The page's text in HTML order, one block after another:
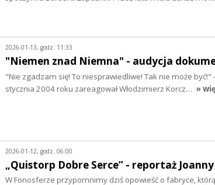
2026-01-13, godz. 11:33
"Niemen znad Niemna" - audycja
"Nie zgadzam się! To niesprawiedliwe! Tak nie może
stycznia 2004 roku zareagował Włodzimierz Korcz… »
2026-01-12, godz. 06:00
„Quistorp Dobre Serce” - reportaż
W Fonosferze przypomnimy dziś opowieść o fabryce,